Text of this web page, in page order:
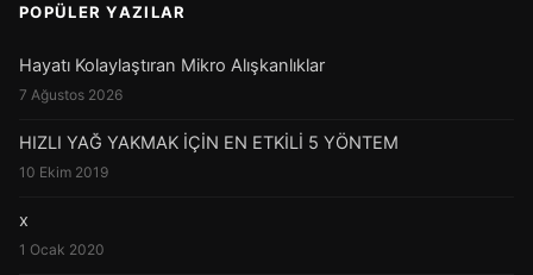
POPÜLER YAZILAR
Hayatı Kolaylaştıran Mikro Alışkanlıklar
7 Ağustos 2026
HIZLI YAĞ YAKMAK İÇİN EN ETKİLİ 5 YÖNTEM
10 Ekim 2019
x
1 Ocak 2020